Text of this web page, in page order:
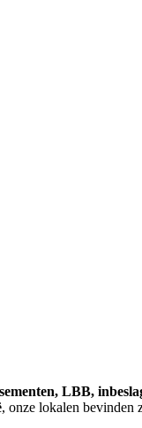
LBB,
, onze lokalen